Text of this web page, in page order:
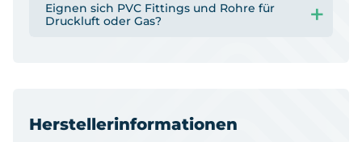
Eignen sich PVC Fittings und Rohre für
Druckluft oder Gas?
Herstellerinformationen